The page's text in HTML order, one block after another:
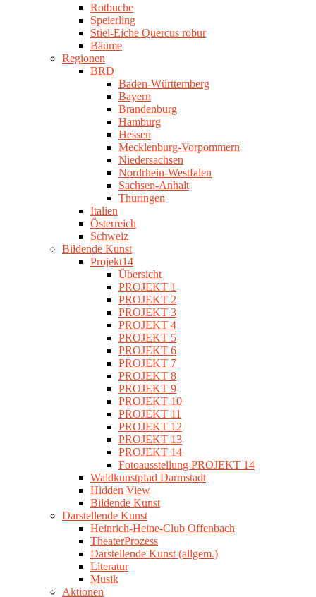
Rotbuche
Speierling
Stiel-Eiche Quercus robur
Bäume
Regionen
BRD
Baden-Württemberg
Bayern
Brandenburg
Hamburg
Hessen
Mecklenburg-Vorpommern
Niedersachsen
Nordrhein-Westfalen
Sachsen-Anhalt
Thüringen
Italien
Österreich
Schweiz
Bildende Kunst
Projekt14
Übersicht
PROJEKT 1
PROJEKT 2
PROJEKT 3
PROJEKT 4
PROJEKT 5
PROJEKT 6
PROJEKT 7
PROJEKT 8
PROJEKT 9
PROJEKT 10
PROJEKT 11
PROJEKT 12
PROJEKT 13
PROJEKT 14
Fotoausstellung PROJEKT 14
Waldkunstpfad Darmstadt
Hidden View
Bildende Kunst
Darstellende Kunst
Heinrich-Heine-Club Offenbach
TheaterProzess
Darstellende Kunst (allgem.)
Literatur
Musik
Aktionen